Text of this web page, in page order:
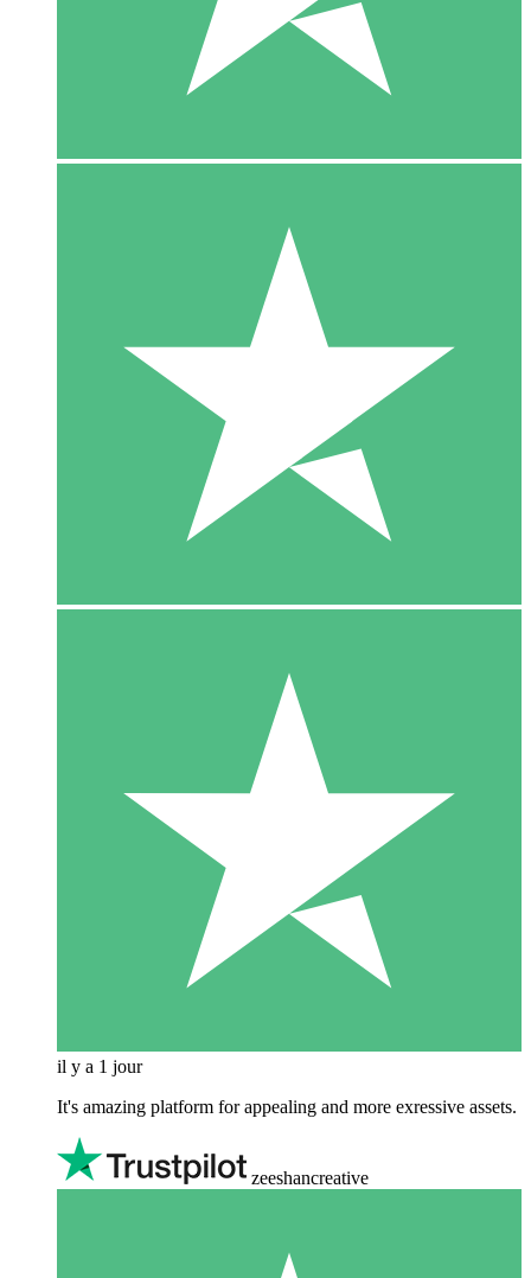
il y a 1 jour
It's amazing platform for appealing and more exressive assets.
zeeshancreative